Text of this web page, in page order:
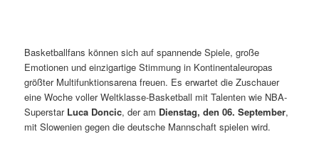
Basketballfans können sich auf spannende Spiele, große
Emotionen und einzigartige Stimmung in Kontinentaleuropas
größter Multifunktionsarena freuen. Es erwartet die Zuschauer
eine Woche voller Weltklasse-Basketball mit Talenten wie NBA-
Superstar Luca Doncic, der am Dienstag, den 06. September,
mit Slowenien gegen die deutsche Mannschaft spielen wird.